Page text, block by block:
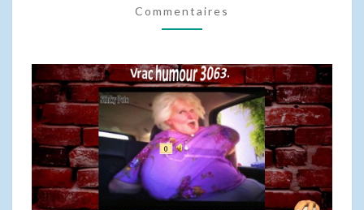
Commentaires